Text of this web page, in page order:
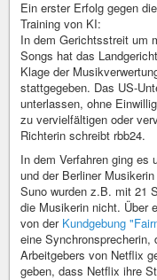
Ein erster Erfolg gegen
Training von KI:
In dem Gerichtsstreit um
Songs hat das
Klage der
stattgegeben. Das US-
unterlassen, ohne
zu vervielfältigen oder
Richterin schreibt rbb24.
In dem Verfahren ging es
und der Berliner
Suno wurden z.B. mit 21
die Musikerin nicht. Über
von der Kundgebung
eine Synchronsprecherin,
Arbeitgebers von Netflix
geben, dass Netflix ihre